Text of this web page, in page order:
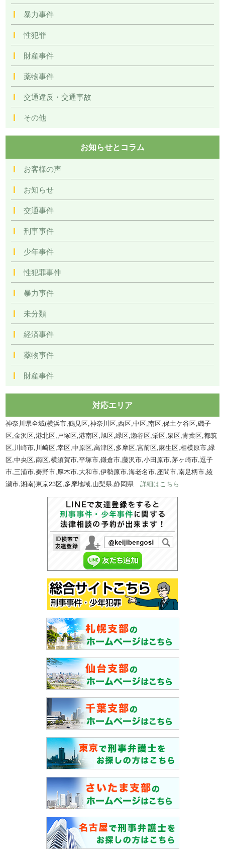
暴力事件
性犯罪
財産事件
薬物事件
交通違反・交通事故
その他
お知らせとコラム
お客様の声
お知らせ
交通事件
刑事事件
少年事件
性犯罪事件
暴力事件
未分類
経済事件
薬物事件
財産事件
対応エリア
神奈川県全域(横浜市,鶴見区,神奈川区,西区,中区,南区,保土ケ谷区,磯子
区,金沢区,港北区,戸塚区,港南区,旭区,緑区,瀬谷区,栄区,泉区,青葉区,都筑
区,川崎市,川崎区,幸区,中原区,高津区,多摩区,宮前区,麻生区,相模原市,緑
区,中央区,南区,横須賀市,平塚市,鎌倉市,藤沢市,小田原市,茅ヶ崎市,逗子
市,三浦市,秦野市,厚木市,大和市,伊勢原市,海老名市,座間市,南足柄市,綾
瀬市,湘南)東京23区,多摩地域,山梨県,静岡県詳細はこちら